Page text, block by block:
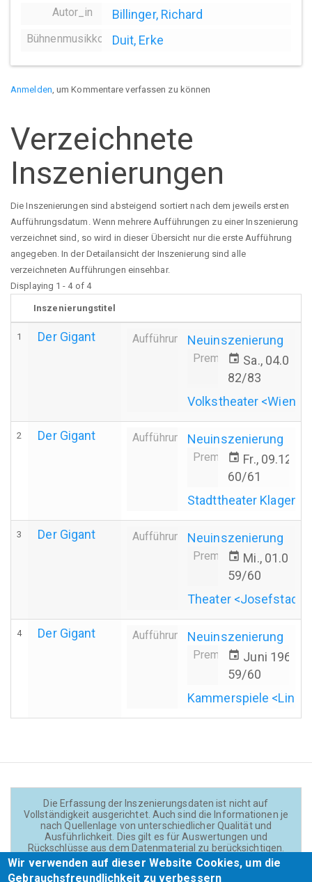
Autor_in Billinger, Richard
Bühnenmusikkomposition
Duit, Erke
Anmelden, um Kommentare verfassen zu können
Verzeichnete
Inszenierungen
Die Inszenierungen sind absteigend sortiert nach dem jeweils ersten
Aufführungsdatum. Wenn mehrere Aufführungen zu einer Inszenierung
verzeichnet sind, so wird in dieser Übersicht nur die erste Aufführung
angegeben. In der Detailansicht der Inszenierung sind alle
verzeichneten Aufführungen einsehbar.
Displaying 1 - 4 of 4
Inszenierungstitel
1 Der Gigant Aufführung Neuinszenierung
Premiere
event Sa.,
82/83
Volkstheater <Wien>
2 Der Gigant Aufführung Neuinszenierung
Premiere
event Fr.,
60/61
Stadttheater
3 Der Gigant Aufführung Neuinszenierung
Premiere
event Mi.,
59/60
Theater <Josefstadt>
4 Der Gigant Aufführung Neuinszenierung
Premiere
event Juni 1960
59/60
Kammerspiele <Linz>
Die Erfassung der Inszenierungsdaten ist nicht auf
Vollständigkeit ausgerichtet. Auch sind die Informationen je
nach Quellenlage von unterschiedlicher Qualität und
Ausführlichkeit. Dies gilt es für Auswertungen und
Rückschlüsse aus dem Datenmaterial zu berücksichtigen.
Daten und Texte auf der Website sind - wenn nicht anders
angegeben - lizensiert unterCC BY 4.0(Creator:
Wir verwenden auf dieser Website Cookies, um die
Gebrauchsfreundlichkeit zu verbessern